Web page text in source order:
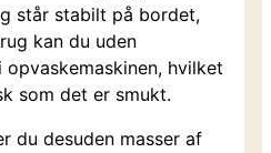
står stabilt på bordet,
kan du uden
hvilket
som det er smukt.
du desuden masser af